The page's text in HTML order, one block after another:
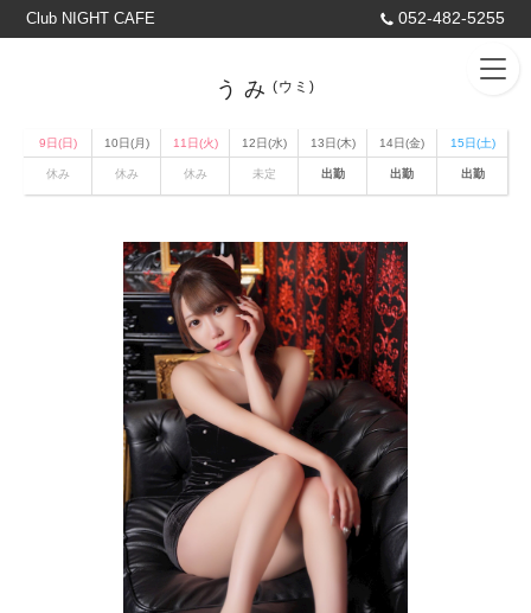
Club NIGHT CAFE 052-482-5255
うみ (ウミ)
9日(日) 10日(月) 11日(火) 12日(水) 13日(木) 14日(金) 15日(土)
休み 休み 休み 未定 出勤 出勤 出勤